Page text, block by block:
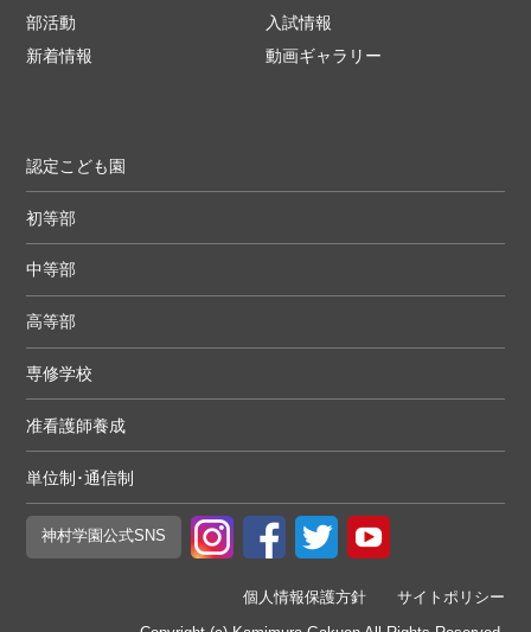
部活動
入試情報
新着情報
動画ギャラリー
認定こども園
初等部
中等部
高等部
専修学校
准看護師養成
単位制･通信制
神村学園公式SNS
個人情報保護方針
サイトポリシー